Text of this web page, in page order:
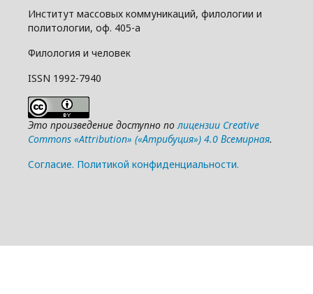
Институт массовых коммуникаций, филологии и
политологии, оф. 405-а
Филология и человек
ISSN 1992-7940
Это произведение доступно полицензии Creative
Commons «Attribution» («Атрибуция») 4.0 Всемирная.
Cогласие. Политикой конфиденциальности.